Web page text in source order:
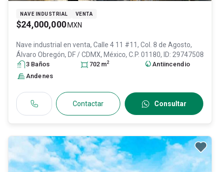
NAVE INDUSTRIAL VENTA
$24,000,000 MXN
Nave industrial en venta, Calle 4 11 #11, Col. 8 de Agosto,
Álvaro Obregón, DF / CDMX, México, C.P. 01180, ID: 29747508
3 Baños 702 m2
Antiincendio
Andenes
Contactar Consultar